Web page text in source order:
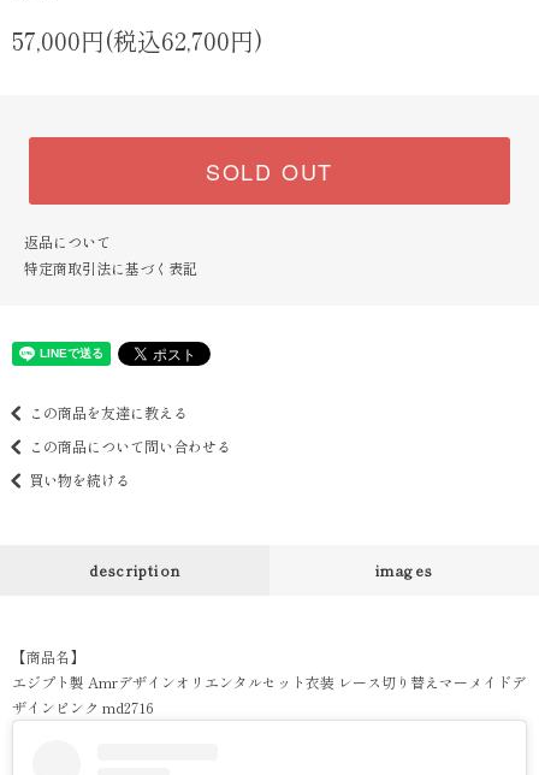
57,000円(税込62,700円)
SOLD OUT
返品について
特定商取引法に基づく表記
この商品を友達に教える
この商品について問い合わせる
買い物を続ける
description images
【商品名】
エジプト製 Amrデザインオリエンタルセット衣装 レース切り替えマーメイドデ
ザインピンク md2716